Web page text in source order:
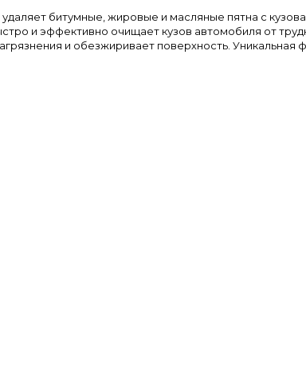
битумные, жировые и масляные пятна с
и эффективно очищает кузов автомобиля от
и обезжиривает поверхность. Уникальная